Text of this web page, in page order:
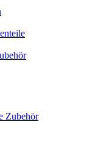
Zubehör